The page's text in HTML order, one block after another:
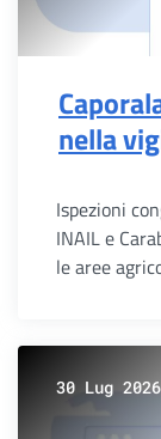
nella
Ispezioni
INAIL e
le aree
30 Lug 2026